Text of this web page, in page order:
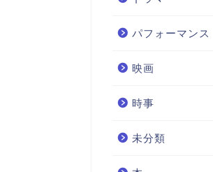
パフォーマンス
映画
時事
未分類